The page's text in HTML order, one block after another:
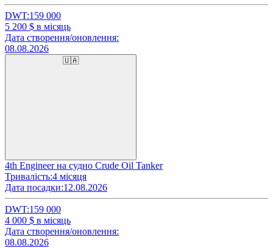
DWT:159 000
5 200 $ в місяць
Дата створення/оновлення:
08.08.2026
🇺🇦
4th Engineer на судно Crude Oil Tanker
Тривалість:4 місяця
Дата посадки:12.08.2026
DWT:159 000
4 000 $ в місяць
Дата створення/оновлення:
08.08.2026